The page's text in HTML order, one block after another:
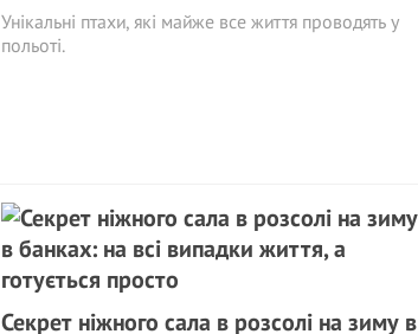
Унікальні птахи, які майже все життя проводять у
польоті.
Секрет ніжного сала в розсолі на зиму в